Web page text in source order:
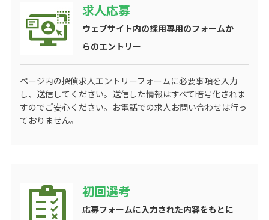
求人応募
ウェブサイト内の採用専用のフォームか
らのエントリー
ページ内の探偵求人エントリーフォームに必要事項を入力
し、送信してください。送信した情報はすべて暗号化されま
すのでご安心ください。お電話での求人お問い合わせは行っ
ておりません。
初回選考
応募フォームに入力された内容をもとに